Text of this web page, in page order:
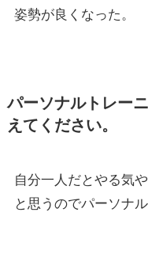
姿勢が良くなった。
パーソナルトレー
えてください。
自分一人だとやる気
と思うのでパーソナ